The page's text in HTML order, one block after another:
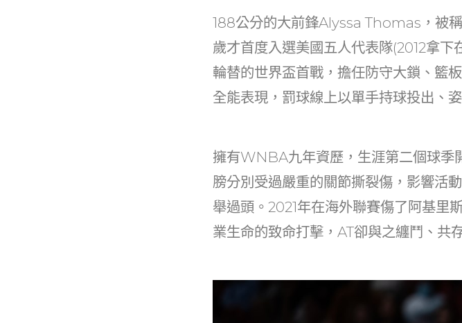
188公分的大前鋒Alyssa Thomas，被
歲才首度入選美國五人代表隊(2012拿
輪替的世界盃首戰，擔任防守大鎖、籃
全能表現，罰球線上以單手持球投出、
擁有WNBA九年資歷，生涯第二個球季
膀分別受過嚴重的關節撕裂傷，影響活
舉過頭。2021年在海外聯賽傷了阿基里
業生命的致命打擊，AT卻與之纏鬥、共